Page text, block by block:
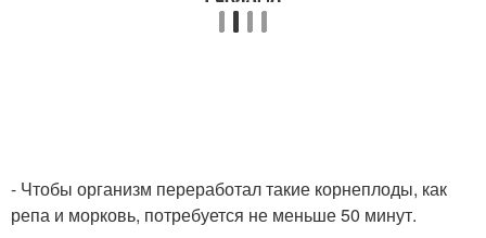
- Чтобы организм переработал такие корнеплоды, как
репа и морковь, потребуется не меньше 50 минут.